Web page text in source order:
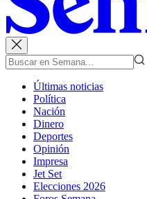
Últimas noticias
Política
Nación
Dinero
Deportes
Opinión
Impresa
Jet Set
Elecciones 2026